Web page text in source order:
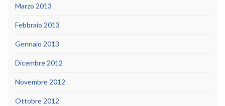
Marzo 2013
Febbraio 2013
Gennaio 2013
Dicembre 2012
Novembre 2012
Ottobre 2012